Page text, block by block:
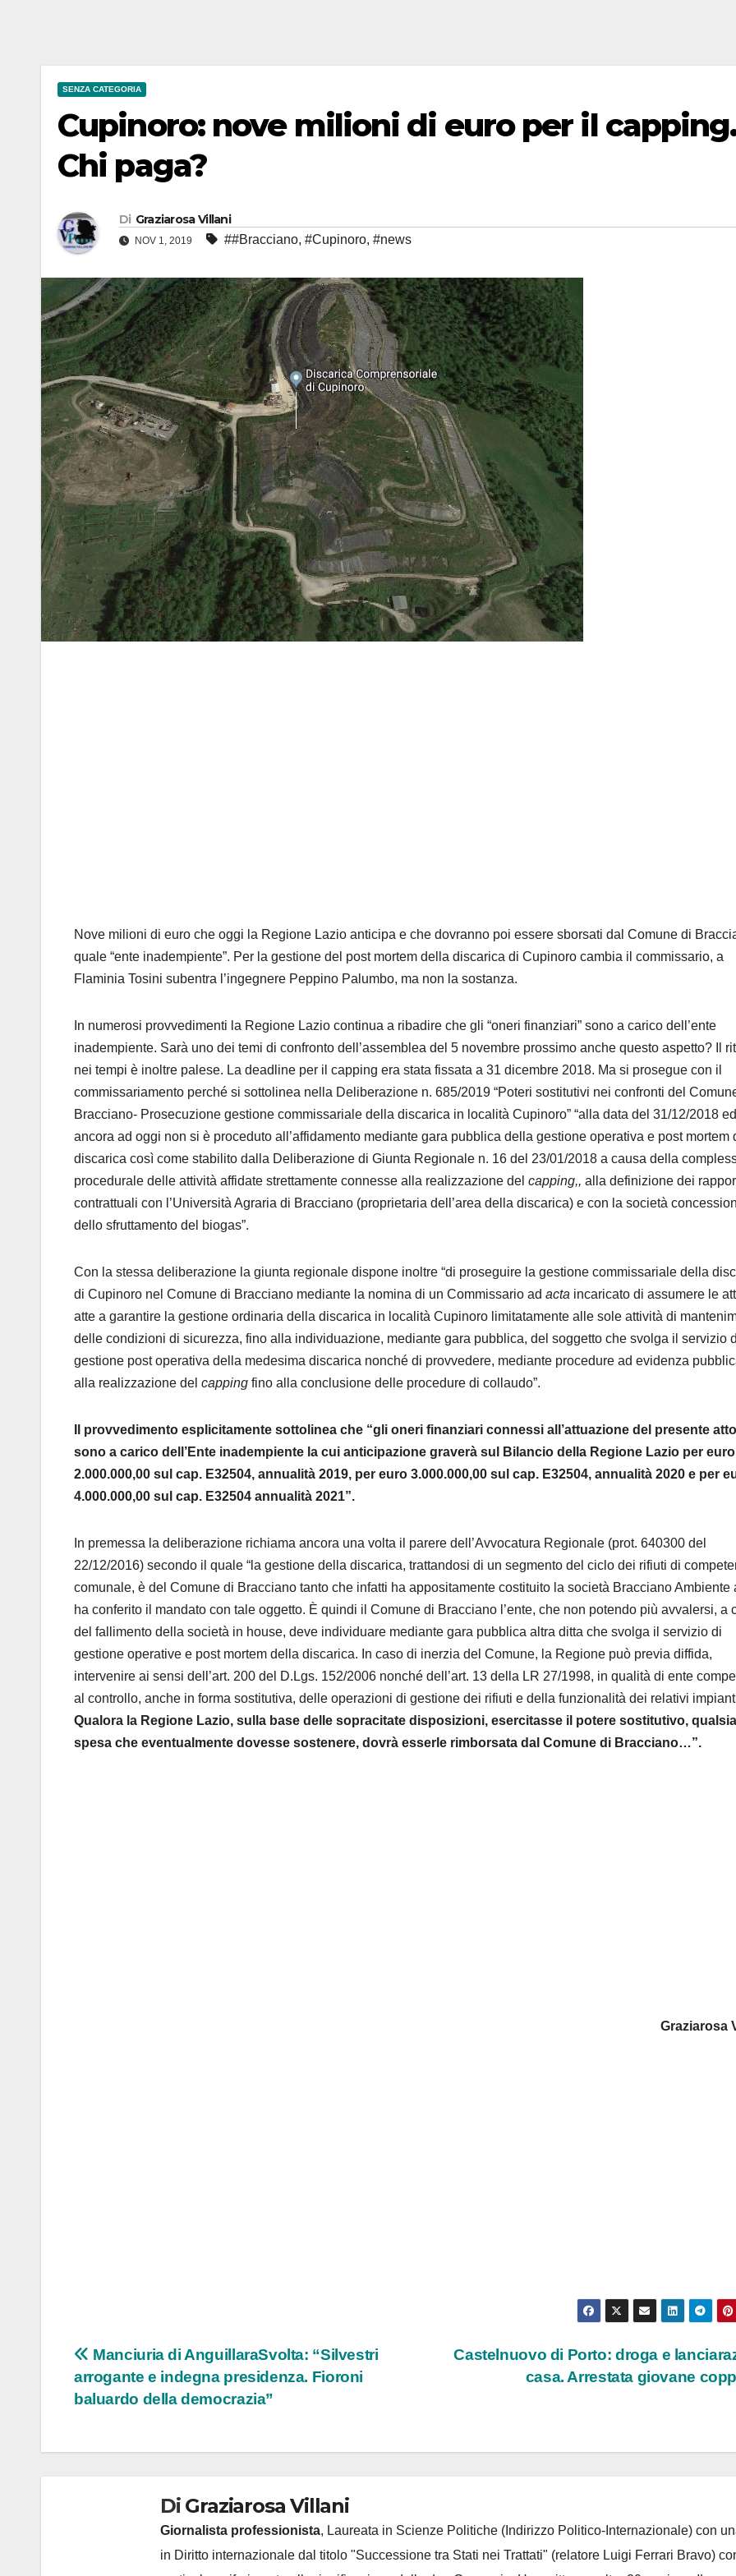
SENZA CATEGORIA
Cupinoro: nove milioni di euro per il
Chi paga?
Di Graziarosa Villani
NOV 1, 2019 ##Bracciano, #Cupinoro, #news
Nove milioni di euro che oggi la Regione Lazio anticipa e che dovranno poi essere sborsati dal Comune di
quale “ente inadempiente”. Per la gestione del post mortem della discarica di Cupinoro cambia il commissario, a
Flaminia Tosini subentra l’ingegnere Peppino Palumbo, ma non la sostanza.
In numerosi provvedimenti la Regione Lazio continua a ribadire che gli “oneri finanziari” sono a carico dell’ente
inadempiente. Sarà uno dei temi di confronto dell’assemblea del 5 novembre prossimo anche questo aspetto? Il
nei tempi è inoltre palese. La deadline per il capping era stata fissata a 31 dicembre 2018. Ma si prosegue con il
commissariamento perché si sottolinea nella Deliberazione n. 685/2019 “Poteri sostitutivi nei confronti del
Bracciano- Prosecuzione gestione commissariale della discarica in località Cupinoro” “alla data del 31/12/2018 ed
ancora ad oggi non si è proceduto all’affidamento mediante gara pubblica della gestione operativa e post mortem
discarica così come stabilito dalla Deliberazione di Giunta Regionale n. 16 del 23/01/2018 a causa della
procedurale delle attività affidate strettamente connesse alla realizzazione del capping,, alla definizione dei
contrattuali con l’Università Agraria di Bracciano (proprietaria dell’area della discarica) e con la società
dello sfruttamento del biogas”.
Con la stessa deliberazione la giunta regionale dispone inoltre “di proseguire la gestione commissariale della
di Cupinoro nel Comune di Bracciano mediante la nomina di un Commissario ad acta incaricato di assumere le
atte a garantire la gestione ordinaria della discarica in località Cupinoro limitatamente alle sole attività di
delle condizioni di sicurezza, fino alla individuazione, mediante gara pubblica, del soggetto che svolga il servizio
gestione post operativa della medesima discarica nonché di provvedere, mediante procedure ad evidenza
alla realizzazione del capping fino alla conclusione delle procedure di collaudo”.
Il provvedimento esplicitamente sottolinea che “gli oneri finanziari connessi all’attuazione del presente atto
sono a carico dell’Ente inadempiente la cui anticipazione graverà sul Bilancio della Regione Lazio per euro
2.000.000,00 sul cap. E32504, annualità 2019, per euro 3.000.000,00 sul cap. E32504, annualità 2020 e per
4.000.000,00 sul cap. E32504 annualità 2021”.
In premessa la deliberazione richiama ancora una volta il parere dell’Avvocatura Regionale (prot. 640300 del
22/12/2016) secondo il quale “la gestione della discarica, trattandosi di un segmento del ciclo dei rifiuti di
comunale, è del Comune di Bracciano tanto che infatti ha appositamente costituito la società Bracciano Ambiente
ha conferito il mandato con tale oggetto. È quindi il Comune di Bracciano l’ente, che non potendo più avvalersi, a
del fallimento della società in house, deve individuare mediante gara pubblica altra ditta che svolga il servizio di
gestione operative e post mortem della discarica. In caso di inerzia del Comune, la Regione può previa diffida,
intervenire ai sensi dell’art. 200 del D.Lgs. 152/2006 nonché dell’art. 13 della LR 27/1998, in qualità di ente
al controllo, anche in forma sostitutiva, delle operazioni di gestione dei rifiuti e della funzionalità dei relativi
Qualora la Regione Lazio, sulla base delle sopracitate disposizioni, esercitasse il potere sostitutivo,
spesa che eventualmente dovesse sostenere, dovrà esserle rimborsata dal Comune di Bracciano…”.
Graziarosa
Navigazione
articoli
Castelnuovo di Porto: droga e
casa. Arrestata giovane
Manciuria di AnguillaraSvolta: “Silvestri
arrogante e indegna presidenza. Fioroni
baluardo della democrazia”
Di Graziarosa Villani
Giornalista professionista, Laureata in Scienze Politiche (Indirizzo Politico-Internazionale) con
in Diritto internazionale dal titolo "Successione tra Stati nei Trattati" (relatore Luigi Ferrari Bravo)